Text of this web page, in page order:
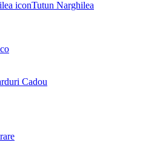
Tutun Narghilea
Cadou